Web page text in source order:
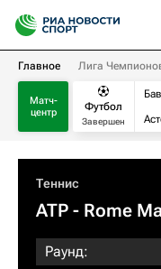
Главное Лига
Матч-
центр
Футбол
Завершен
Теннис
ATP - Rome
Раунд: